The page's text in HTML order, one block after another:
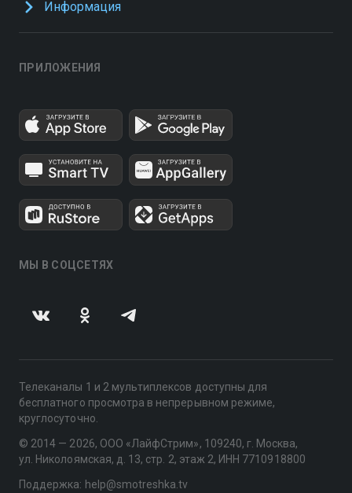
Информация
ПРИЛОЖЕНИЯ
МЫ В СОЦСЕТЯХ
Телеканалы 1 и 2 мультиплексов доступны для
бесплатного просмотра в непрерывном режиме,
круглосуточно.
© 2014 — 2026, ООО «ЛайфСтрим», 109240, г. Москва,
ул. Николоямская, д. 13, стр. 2, этаж 2, ИНН 7710918800
Поддержка: help@smotreshka.tv